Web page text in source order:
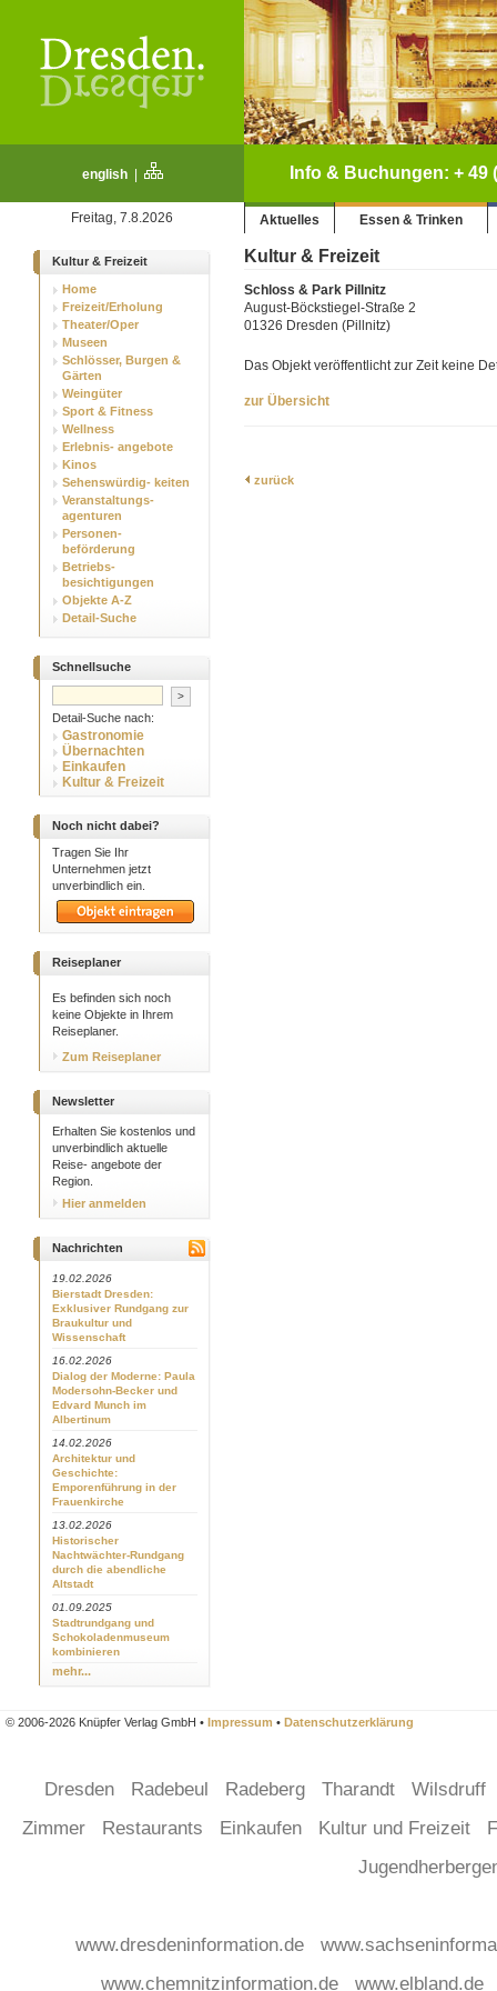
english| Info & Buchungen: + 49
Freitag, 7.8.2026 Aktuelles Essen & Trinken
Kultur & Freizeit
Home
Freizeit/Erholung
Theater/Oper
Museen
Schlösser, Burgen &
Gärten
Weingüter
Sport & Fitness
Wellness
Erlebnis- angebote
Kinos
Sehenswürdig- keiten
Veranstaltungs-
agenturen
Personen-
beförderung
Betriebs-
besichtigungen
Objekte A-Z
Detail-Suche
Schnellsuche
Detail-Suche nach:
Gastronomie
Übernachten
Einkaufen
Kultur & Freizeit
Noch nicht dabei?
Tragen Sie Ihr
Unternehmen jetzt
unverbindlich ein.
Reiseplaner
Es befinden sich noch
keine Objekte in Ihrem
Reiseplaner.
Zum Reiseplaner
Newsletter
Erhalten Sie kostenlos und
unverbindlich aktuelle
Reise- angebote der
Region.
Hier anmelden
Nachrichten
19.02.2026
Bierstadt Dresden:
Exklusiver Rundgang zur
Braukultur und
Wissenschaft
16.02.2026
Dialog der Moderne: Paula
Modersohn-Becker und
Edvard Munch im
Albertinum
14.02.2026
Architektur und
Geschichte:
Emporenführung in der
Frauenkirche
13.02.2026
Historischer
Nachtwächter-Rundgang
durch die abendliche
Altstadt
01.09.2025
Stadtrundgang und
Schokoladenmuseum
kombinieren
mehr...
Kultur & Freizeit
Schloss & Park Pillnitz
August-Böckstiegel-Straße 2
01326 Dresden (Pillnitz)
Das Objekt veröffentlicht zur Zeit keine
zur Übersicht
zurück
© 2006-2026 Knüpfer Verlag GmbH • Impressum • Datenschutzerklärung
Dresden Radebeul Radeberg Tharandt
Wilsdruff
Zimmer
Restaurants Einkaufen Kultur und Freizeit
www.dresdeninformation.de
www.chemnitzinformation.de
www.elbland.de